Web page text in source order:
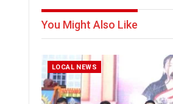
You Might Also Like
LOCAL NEWS